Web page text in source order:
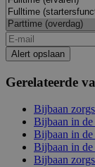
Alert opslaan
Gerelateerde
Bijbaan
Bijbaan in de
Bijbaan in
Bijbaan in
Bijbaan